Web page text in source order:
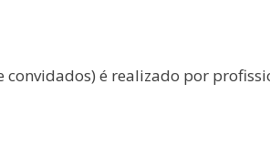
é realizado por